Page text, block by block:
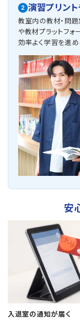
2 演習プリン
教室内の教材・問
や教材プラットフ
効率よく学習を進め
安
入退室の通知が届く